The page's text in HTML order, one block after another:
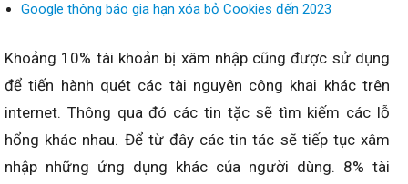
Google thông báo gia hạn xóa bỏ Cookies đến 2023
Khoảng 10% tài khoản bị xâm nhập cũng được sử dụng
để tiến hành quét các tài nguyên công khai khác trên
internet. Thông qua đó các tin tặc sẽ tìm kiếm các lỗ
hổng khác nhau. Để từ đây các tin tác sẽ tiếp tục xâm
nhập những ứng dụng khác của người dùng. 8% tài